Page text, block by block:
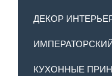
ДЕКОР
КУХОННЫЕ